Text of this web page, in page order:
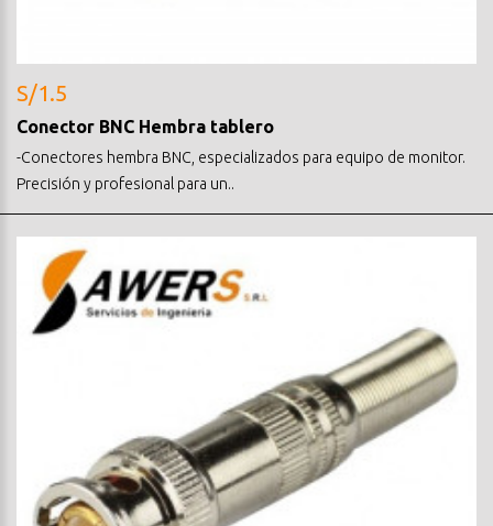
S/1.5
Conector BNC Hembra tablero
-Conectores hembra BNC, especializados para equipo de monitor.
Precisión y profesional para un..